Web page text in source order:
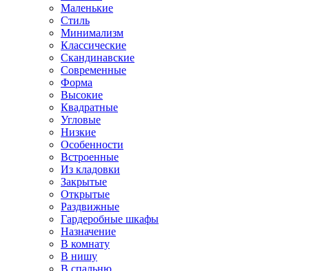
Маленькие
Стиль
Минимализм
Классические
Скандинавские
Современные
Форма
Высокие
Квадратные
Угловые
Низкие
Особенности
Встроенные
Из кладовки
Закрытые
Открытые
Раздвижные
Гардеробные шкафы
Назначение
В комнату
В нишу
В спальню